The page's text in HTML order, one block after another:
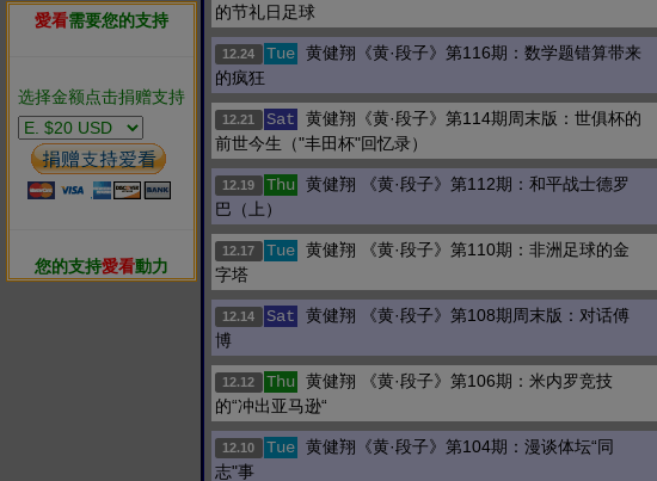
愛看需要您的支持
选择金额点击捐赠支持
您的支持愛看動力
的节礼日足球
12.24 Tue 黄健翔《黄·段子》第116期：数学题错算带来
的疯狂
12.21 Sat
黄健翔《黄·段子》第114期周末版：世俱杯的
前世今生（"丰田杯"回忆录）
12.19 Thu
黄健翔 《黄·段子》第112期：和平战士德罗
巴（上）
12.17 Tue 黄健翔 《黄·段子》第110期：非洲足球的金
字塔
12.14 Sat
黄健翔 《黄·段子》第108期周末版：对话傅
博
12.12 Thu
黄健翔 《黄·段子》第106期：米内罗竞技
的“冲出亚马逊“
12.10 Tue 黄健翔《黄·段子》第104期：漫谈体坛“同
志"事